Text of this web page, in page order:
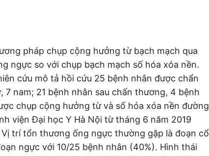
pháp chụp cộng hưởng từ bạch mạch qua
ngực so với chụp bạch mạch số hóa xóa nền.
cứu mô tả hồi cứu 25 bệnh nhân được chẩn
7 nam; 21 bệnh nhân sau chấn thương, 4 bệnh
chụp cộng hưởng từ và số hóa xóa nền đường
viện Đại học Y Hà Nội từ tháng 6 năm 2019
Vị trí tổn thương ống ngực thường gặp là đoạn cổ
ngực với 10/25 bệnh nhân (40%). Hình thái